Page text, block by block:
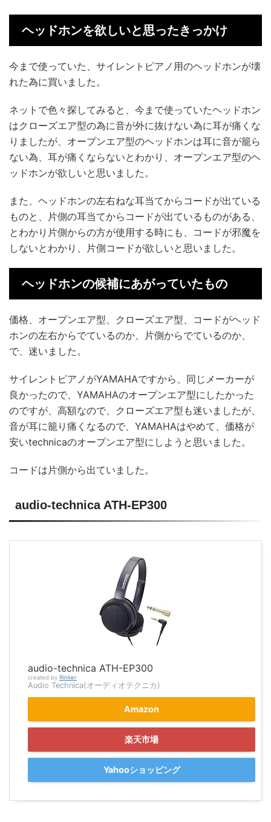
ヘッドホンを欲しいと思ったきっかけ
今まで使っていた、サイレントピアノ用のヘッドホンが壊
れた為に買いました。
ネットで色々探してみると、今まで使っていたヘッドホン
はクローズエア型の為に音が外に抜けない為に耳が痛くな
りましたが、オープンエア型のヘッドホンは耳に音が籠ら
ない為、耳が痛くならないとわかり、オープンエア型のヘ
ッドホンが欲しいと思いました。
また、ヘッドホンの左右ねな耳当てからコードが出ている
ものと、片側の耳当てからコードが出ているものがある、
とわかり片側からの方が使用する時にも、コードが邪魔を
しないとわかり、片側コードが欲しいと思いました。
ヘッドホンの候補にあがっていたもの
価格、オープンエア型、クローズエア型、コードがヘッド
ホンの左右からでているのか、片側からでているのか、
で、迷いました。
サイレントピアノがYAMAHAですから、同じメーカーが
良かったので、YAMAHAのオープンエア型にしたかった
のですが、高額なので、クローズエア型も迷いましたが、
音が耳に籠り痛くなるので、YAMAHAはやめて、価格が
安いtechnicaのオープンエア型にしようと思いました。
コードは片側から出ていました。
audio-technica ATH-EP300
audio-technica ATH-EP300
created by Rinker
Audio Technica(オーディオテクニカ)
Amazon
楽天市場
Yahooショッピング